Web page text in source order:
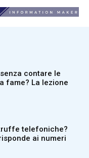
contare le
fame? La lezione
telefoniche?
ai numeri